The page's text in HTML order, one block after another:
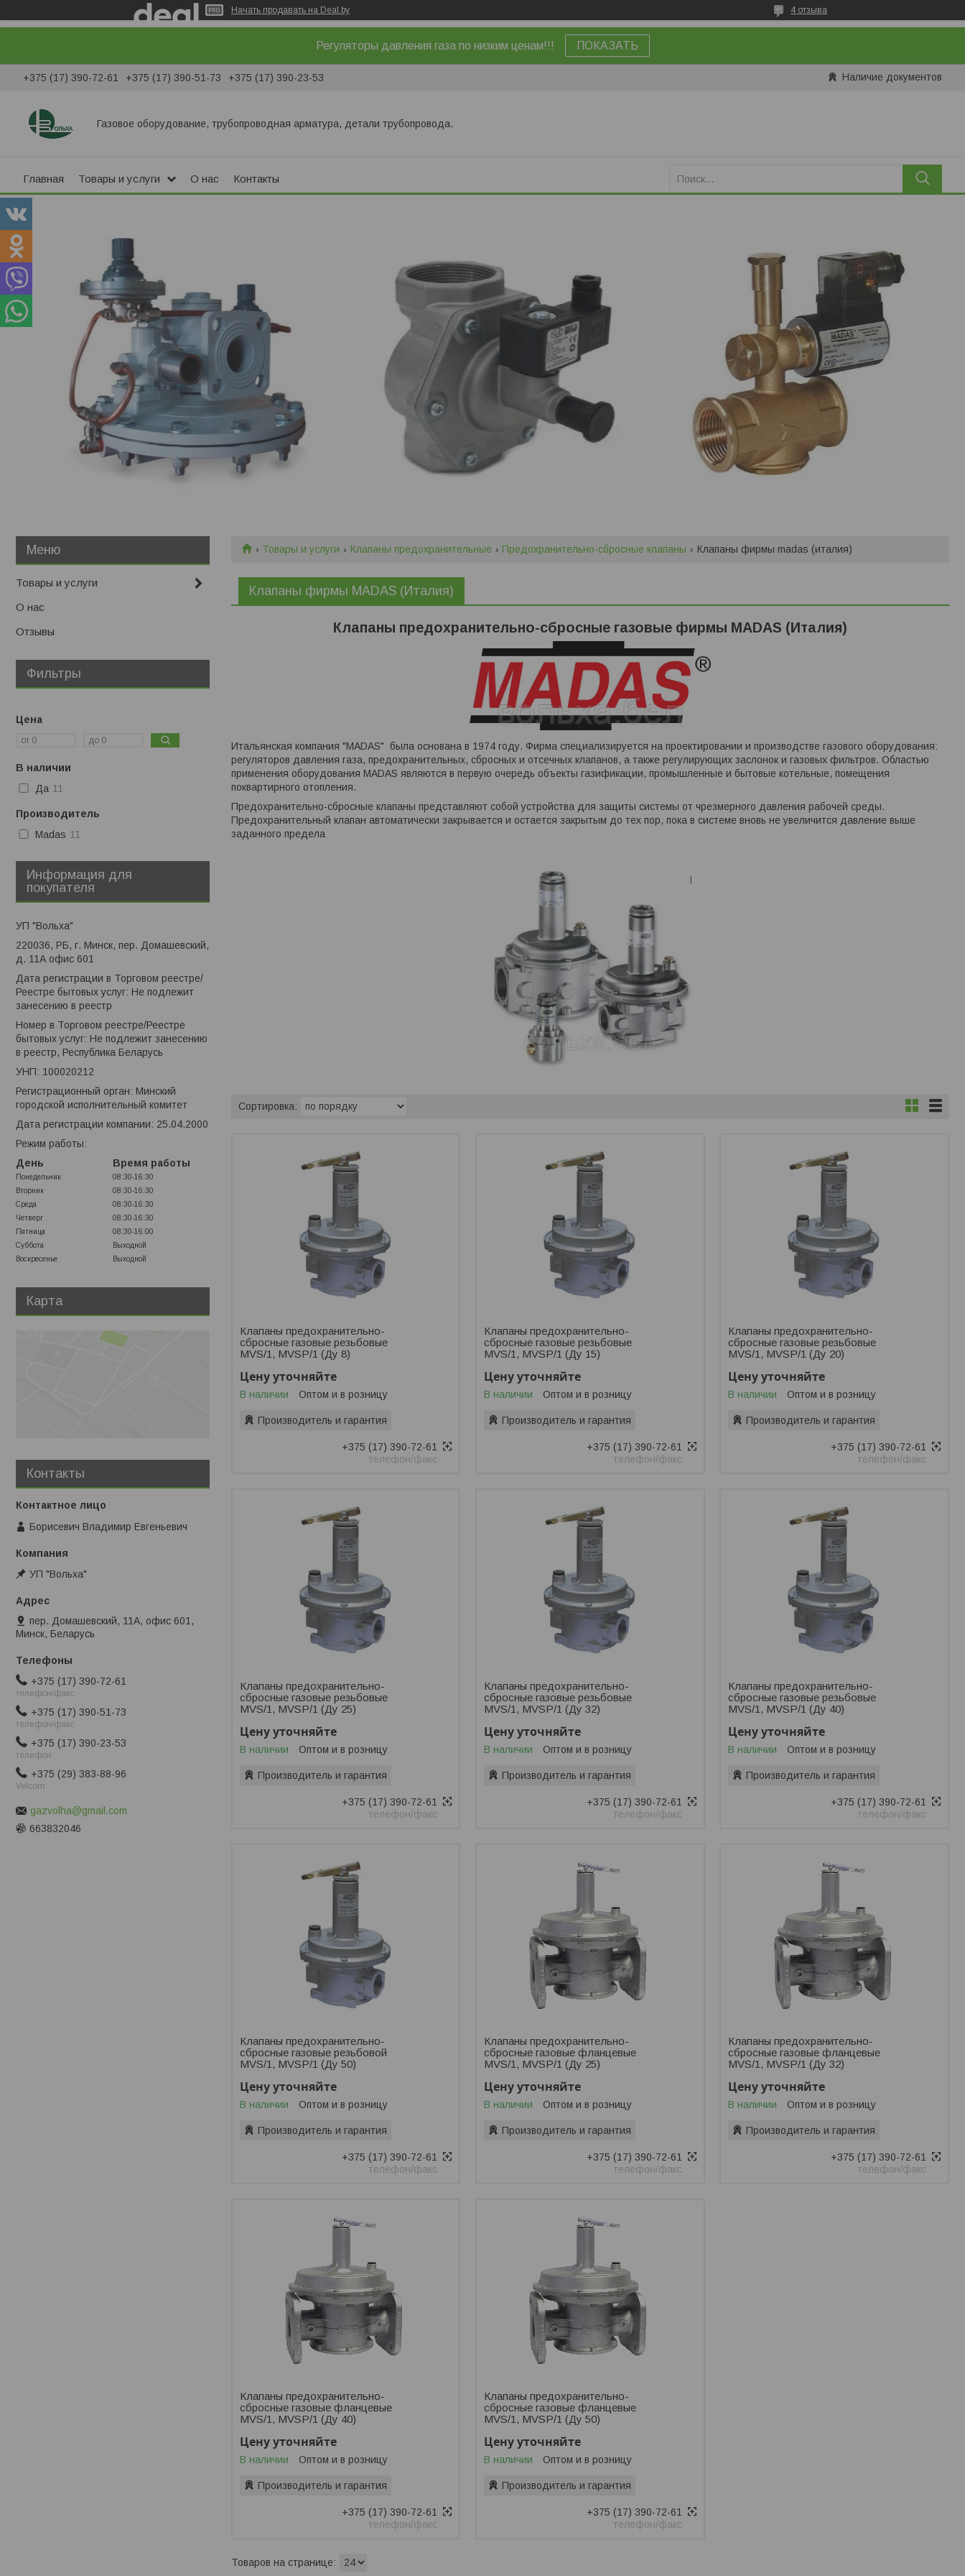
Начать продавать на Deal.by 4 отзыва
Регуляторы давления газа по низким ценам!!! ПОКАЗАТЬ
+375 (17) 390-72-61 +375 (17) 390-51-73 +375 (17) 390-23-53 Наличие документов
Газовое оборудование, трубопроводная арматура, детали трубопровода.
Главная Товары и услуги О нас Контакты
Товары и услуги Клапаны предохранительные Предохранительно-сбросные клапаны Клапаны фирмы madas (италия)
Клапаны фирмы MADAS (Италия)
Клапаны предохранительно-сбросные газовые фирмы MADAS (Италия)
Итальянская компания "MADAS" была основана в 1974 году. Фирма специализируется на проектировании и производстве газового оборудования:
регуляторов давления газа, предохранительных, сбросных и отсечных клапанов, а также регулирующих заслонок и газовых фильтров. Областью
применения оборудования MADAS являются в первую очередь объекты газификации, промышленные и бытовые котельные, помещения
поквартирного отопления.
Предохранительно-сбросные клапаны представляют собой устройства для защиты системы от чрезмерного давления рабочей среды.
Предохранительный клапан автоматически закрывается и остается закрытым до тех пор, пока в системе вновь не увеличится давление выше
заданного предела
Клапаны предохранительно-
сбросные газовые резьбовые
MVS/1, MVSP/1 (Ду 8)
Цену уточняйте
В наличии Оптом и в розницу
Производитель и гарантия
+375 (17) 390-72-61
телефон/факс
Клапаны предохранительно-
сбросные газовые резьбовые
MVS/1, MVSP/1 (Ду 15)
Цену уточняйте
В наличии Оптом и в розницу
Производитель и гарантия
+375 (17) 390-72-61
телефон/факс
Клапаны предохранительно-
сбросные газовые резьбовые
MVS/1, MVSP/1 (Ду 20)
Цену уточняйте
В наличии Оптом и в розницу
Производитель и гарантия
+375 (17) 390-72-61
телефон/факс
Клапаны предохранительно-
сбросные газовые резьбовые
MVS/1, MVSP/1 (Ду 25)
Цену уточняйте
В наличии Оптом и в розницу
Производитель и гарантия
+375 (17) 390-72-61
телефон/факс
Клапаны предохранительно-
сбросные газовые резьбовые
MVS/1, MVSP/1 (Ду 32)
Цену уточняйте
В наличии Оптом и в розницу
Производитель и гарантия
+375 (17) 390-72-61
телефон/факс
Клапаны предохранительно-
сбросные газовые резьбовые
MVS/1, MVSP/1 (Ду 40)
Цену уточняйте
В наличии Оптом и в розницу
Производитель и гарантия
+375 (17) 390-72-61
телефон/факс
Клапаны предохранительно-
сбросные газовые резьбовой
MVS/1, MVSP/1 (Ду 50)
Цену уточняйте
В наличии Оптом и в розницу
Производитель и гарантия
+375 (17) 390-72-61
телефон/факс
Клапаны предохранительно-
сбросные газовые фланцевые
MVS/1, MVSP/1 (Ду 25)
Цену уточняйте
В наличии Оптом и в розницу
Производитель и гарантия
+375 (17) 390-72-61
телефон/факс
Клапаны предохранительно-
сбросные газовые фланцевые
MVS/1, MVSP/1 (Ду 32)
Цену уточняйте
В наличии Оптом и в розницу
Производитель и гарантия
+375 (17) 390-72-61
телефон/факс
Клапаны предохранительно-
сбросные газовые фланцевые
MVS/1, MVSP/1 (Ду 40)
Цену уточняйте
В наличии Оптом и в розницу
Производитель и гарантия
+375 (17) 390-72-61
телефон/факс
Клапаны предохранительно-
сбросные газовые фланцевые
MVS/1, MVSP/1 (Ду 50)
Цену уточняйте
В наличии Оптом и в розницу
Производитель и гарантия
+375 (17) 390-72-61
телефон/факс
Товары и услуги
О нас
Отзывы
Фильтры
Цена
В наличии
Да 11
Производитель
Madas 11
Информация для
покупателя
УП "Вольха"
220036, РБ, г. Минск, пер. Домашевский,
д. 11А офис 601
Дата регистрации в Торговом реестре/
Реестре бытовых услуг: Не подлежит
занесению в реестр
Номер в Торговом реестре/Реестре
бытовых услуг: Не подлежит занесению
в реестр, Республика Беларусь
УНП: 100020212
Регистрационный орган: Минский
городской исполнительный комитет
Дата регистрации компании: 25.04.2000
Режим работы:
День
Время работы
Понедельник
08:30-16:30
Вторник
08:30-16:30
Среда
08:30-16:30
Четверг
08:30-16:30
Пятница
08:30-16:00
Суббота
Выходной
Воскресенье
Выходной
Карта
Контакты
Борисевич Владимир Евгеньевич
УП "Вольха"
пер. Домашевский, 11А, офис 601,
Минск, Беларусь
+375 (17) 390-72-61
телефон/факс
+375 (17) 390-51-73
телефон/факс
+375 (17) 390-23-53
телефон
+375 (29) 383-88-96
Velcom
gazvolha@gmail.com
663832046